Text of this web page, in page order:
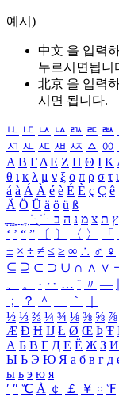
예시)
中文 을 입력
누르시면됩니
北京 을 입력
시면 됩니다.
ㅥ ㅦ ㅧ ㅨ ㅩ ㅪ ㅫ
ㅺ ㅻ ㅼ ㅽ ㅾ ㅿ ㆀ
Α Β ΓΔ Ε Ζ Η Θ Ι Κ
θ ι κ λ μ ν ξ ο π ρ σ τ
á à Á À é è É È ç Ç ê
Ä Ö Ü ä ö ü ß
ִֶֹ ֻּ ׁׂ ץ ת צ מ נ ה ב
‘ ’ “ ” 〔 〕 〈 〉 「
± × ÷ ≠ ≤ ≥ ∞ ∴ ♂ ♀
⊆ ⊇ ⊂ ⊃ ∪ ∩ ∧ ∨
、
。 · ‥ … ¨ 〃 ―
；
？ ＾ ｀
½ ⅓ ⅔ ¼ ¾ ⅛ ⅜ ⅝ ⅞
Æ Ð Ħ Ĳ Ł Ø Œ Þ Ŧ
А Б В Г Д Е Ё Ж З И
Ы Ь Э Ю Я а б в г д
ы ь э ю я
′ ″ ℃ Å ￠ ￡ ￥ ¤ ℉